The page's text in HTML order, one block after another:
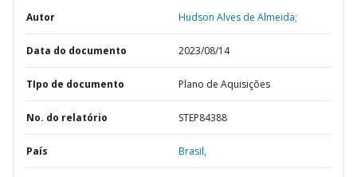
Autor Hudson Alves de Almeida;
Data do documento 2023/08/14
TIpo de documento Plano de Aquisições
No. do relatório STEP84388
País Brasil,